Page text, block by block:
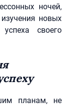
ночей,
новых
своего
планам, не